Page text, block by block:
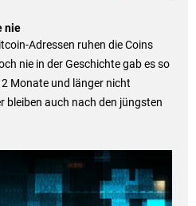
nie
Adressen ruhen die Coins
nie in der Geschichte gab es so
Monate und länger nicht
bleiben auch nach den jüngsten